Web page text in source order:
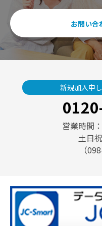
お問い合
新規加入申
営業時間
土日
（